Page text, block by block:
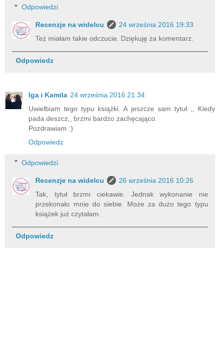
Odpowiedzi
Recenzje na widelcu
24 września 2016 19:33
Też miałam takie odczucie. Dziękuję za komentarz.
Odpowiedz
Iga i Kamila 24 września 2016 21:34
Uwielbiam tego typu książki. A jeszcze sam tytuł ,, Kiedy
pada deszcz,, brzmi bardzo zachęcająco.
Pozdrawiam :)
Odpowiedz
Odpowiedzi
Recenzje na widelcu
26 września 2016 10:26
Tak, tytuł brzmi ciekawie. Jednak wykonanie nie
przekonało mnie do siebie. Może za dużo tego typu
książek już czytałam.
Odpowiedz